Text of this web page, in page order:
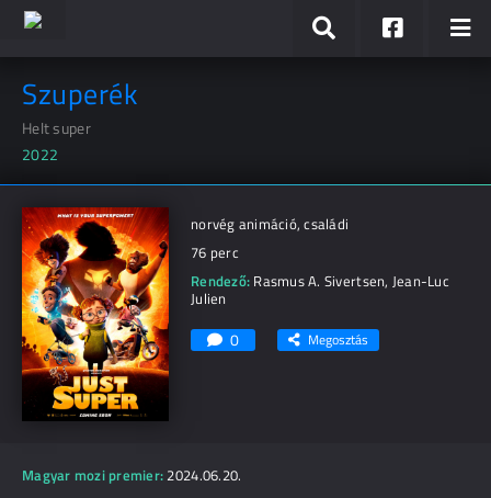
Szuperék
Helt super
2022
norvég animáció, családi
76 perc
Rendező: Rasmus A. Sivertsen, Jean-Luc
Julien
0 Megosztás
Magyar mozi premier: 2024.06.20.